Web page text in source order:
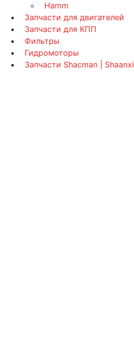
Hamm
Запчасти для двигателей
Запчасти для КПП
Фильтры
Гидромоторы
Запчасти Shacman | Shaanxi